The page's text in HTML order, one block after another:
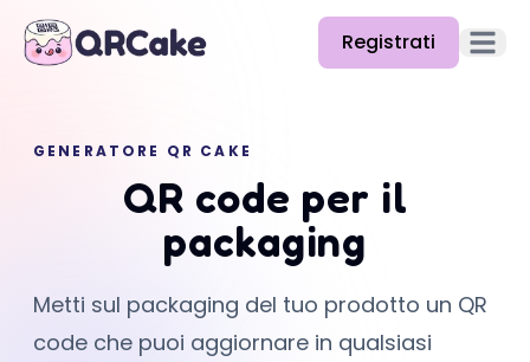
Registrati Apri il
Prezzi
Aiuto
GENERATORE QR CAKE
QR code per il
packaging
Metti sul packaging del tuo prodotto un QR
code che puoi aggiornare in qualsiasi